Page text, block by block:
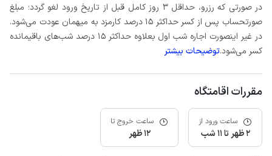
در صورتی که رزرو، حداقل 3 روز کامل قبل از تاریخ ورود لغو گردد؛ مبلغ
صورتحساب پس از کسر حداکثر 15 درصد کارمزد به میهمان عودت می‌شود.
در غیر اینصورت اجاره شب اول بعلاوه حداکثر 15 درصد شب‌های باقیمانده
کسر می‌شود.توضیحات بیشتر
مقررات اقامتگاه
ساعت ورود از
2 ظهر تا 11 شب
ساعت خروج تا
12 ظهر